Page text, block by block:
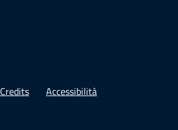
Credits Accessibilità